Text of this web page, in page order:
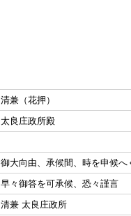
清兼（花押）
太良庄政所殿
御大向由、承候間、時を申候
早々御答を可承候、恐々謹言
清兼 太良庄政所